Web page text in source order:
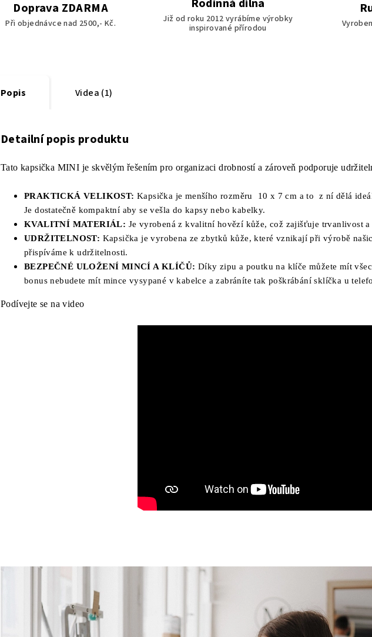
Doprava ZDARMA
Při objednávce nad 2500,- Kč.
Rodinná dílna
Již od roku 2012 vyrábíme výrobky
inspirované přírodou
Popis Videa (1)
Detailní popis produktu
Tato kapsička MINI je skvělým řešením pro organizaci drobností a zároveň podporuje
PRAKTICKÁ VELIKOST: Kapsička je menšího rozměru 10 x 7 cm a to z ní dělá
Je dostatečně kompaktní aby se vešla do kapsy nebo kabelky.
KVALITNÍ MATERIÁL: Je vyrobená z kvalitní hovězí kůže, což zajišťuje trvanlivost
UDRŽITELNOST: Kapsička je vyrobena ze zbytků kůže, které vznikají při výrobě
přispíváme k udržitelnosti.
BEZPEČNÉ ULOŽENÍ MINCÍ A KLÍČŮ: Díky zipu a poutku na klíče můžete mít
bonus nebudete mít mince vysypané v kabelce a zabráníte tak poškrábání sklíčka u
Podívejte se na video